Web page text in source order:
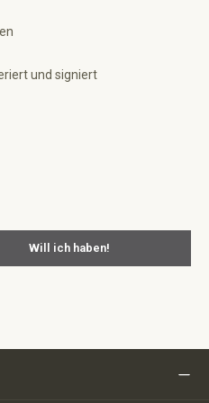
und signiert
gewünschten
Will ich haben!